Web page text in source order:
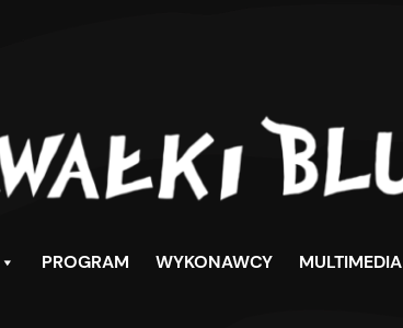
PROGRAM WYKONAWCY MULTIMEDIA